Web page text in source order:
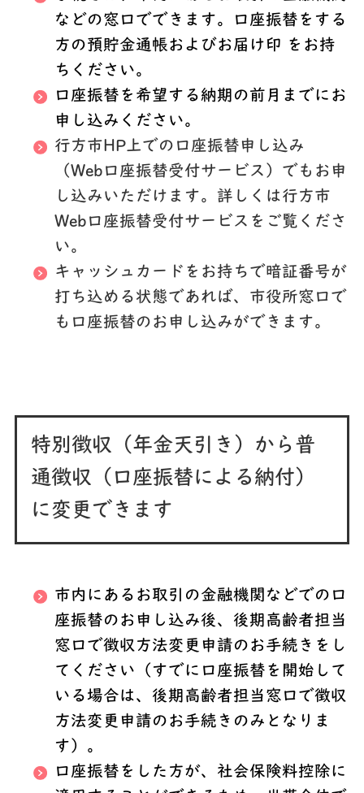
などの窓口でできます。口座振替をする
方の預貯金通帳およびお届け印 をお持
ちください。
口座振替を希望する納期の前月までにお
申し込みください。
行方市HP上での口座振替申し込み
（Web口座振替受付サービス）でもお申
し込みいただけます。詳しくは行方市
Web口座振替受付サービスをご覧くださ
い。
キャッシュカードをお持ちで暗証番号が
打ち込める状態であれば、市役所窓口で
も口座振替のお申し込みができます。
特別徴収（年金天引き）から普
通徴収（口座振替による納付）
に変更できます
市内にあるお取引の金融機関などでの口
座振替のお申し込み後、後期高齢者担当
窓口で徴収方法変更申請のお手続きをし
てください（すでに口座振替を開始して
いる場合は、後期高齢者担当窓口で徴収
方法変更申請のお手続きのみとなりま
す）。
口座振替をした方が、社会保険料控除に